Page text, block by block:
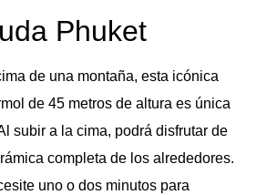
Phuket
de una montaña, esta icónica
de 45 metros de altura es única
subir a la cima, podrá disfrutar de
completa de los alrededores.
uno o dos minutos para